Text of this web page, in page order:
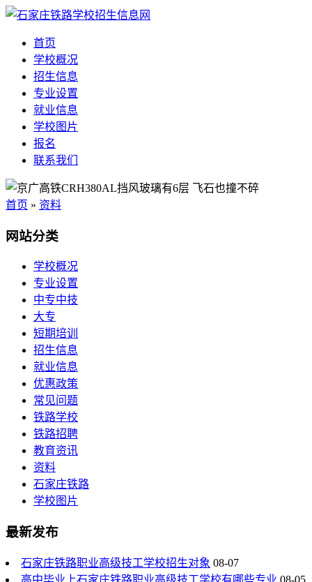
首页
学校概况
招生信息
专业设置
就业信息
学校图片
报名
联系我们
首页 » 资料
网站分类
学校概况
专业设置
中专中技
大专
短期培训
招生信息
就业信息
优惠政策
常见问题
铁路学校
铁路招聘
教育资讯
资料
石家庄铁路
学校图片
最新发布
石家庄铁路职业高级技工学校招生对象 08-07
高中毕业上石家庄铁路职业高级技工学校有哪些专业 08-05